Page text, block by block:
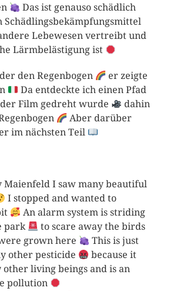
Das ist genauso schädlich
Schädlingsbekämpfungsmittel
Lebewesen vertreibt und
Lärmbelästigung ist
den Regenbogen
er zeigte
Da entdeckte ich einen Pfad
Film gedreht wurde
dahin
Aber darüber
im nächsten Teil
Maienfeld I saw many beautiful
I stopped and wanted to
An alarm system is striding
park
to scare away the birds
grown here
This is just
other pesticide
because it
other living beings and is an
pollution